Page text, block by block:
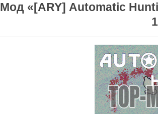
Мод «[ARY] Automatic